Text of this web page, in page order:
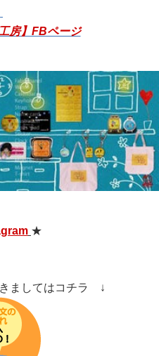
房】FBページ
★
ましてはコチラ ↓